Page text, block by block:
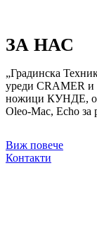
ЗА НАС
„Градинска
уреди CRAMER и
ножици КУНДЕ,
Oleo-Mac, Echo за
Виж повече
Контакти